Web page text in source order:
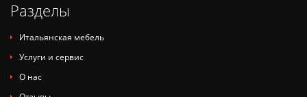
Разделы
Итальянская мебель
Услуги и сервис
О нас